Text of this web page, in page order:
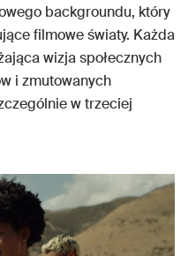
backgroundu, który
filmowe światy. Każda
wizja społecznych
i zmutowanych
w trzeciej